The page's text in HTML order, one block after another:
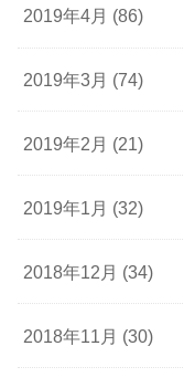
2019年4月 (86)
2019年3月 (74)
2019年2月 (21)
2019年1月 (32)
2018年12月 (34)
2018年11月 (30)